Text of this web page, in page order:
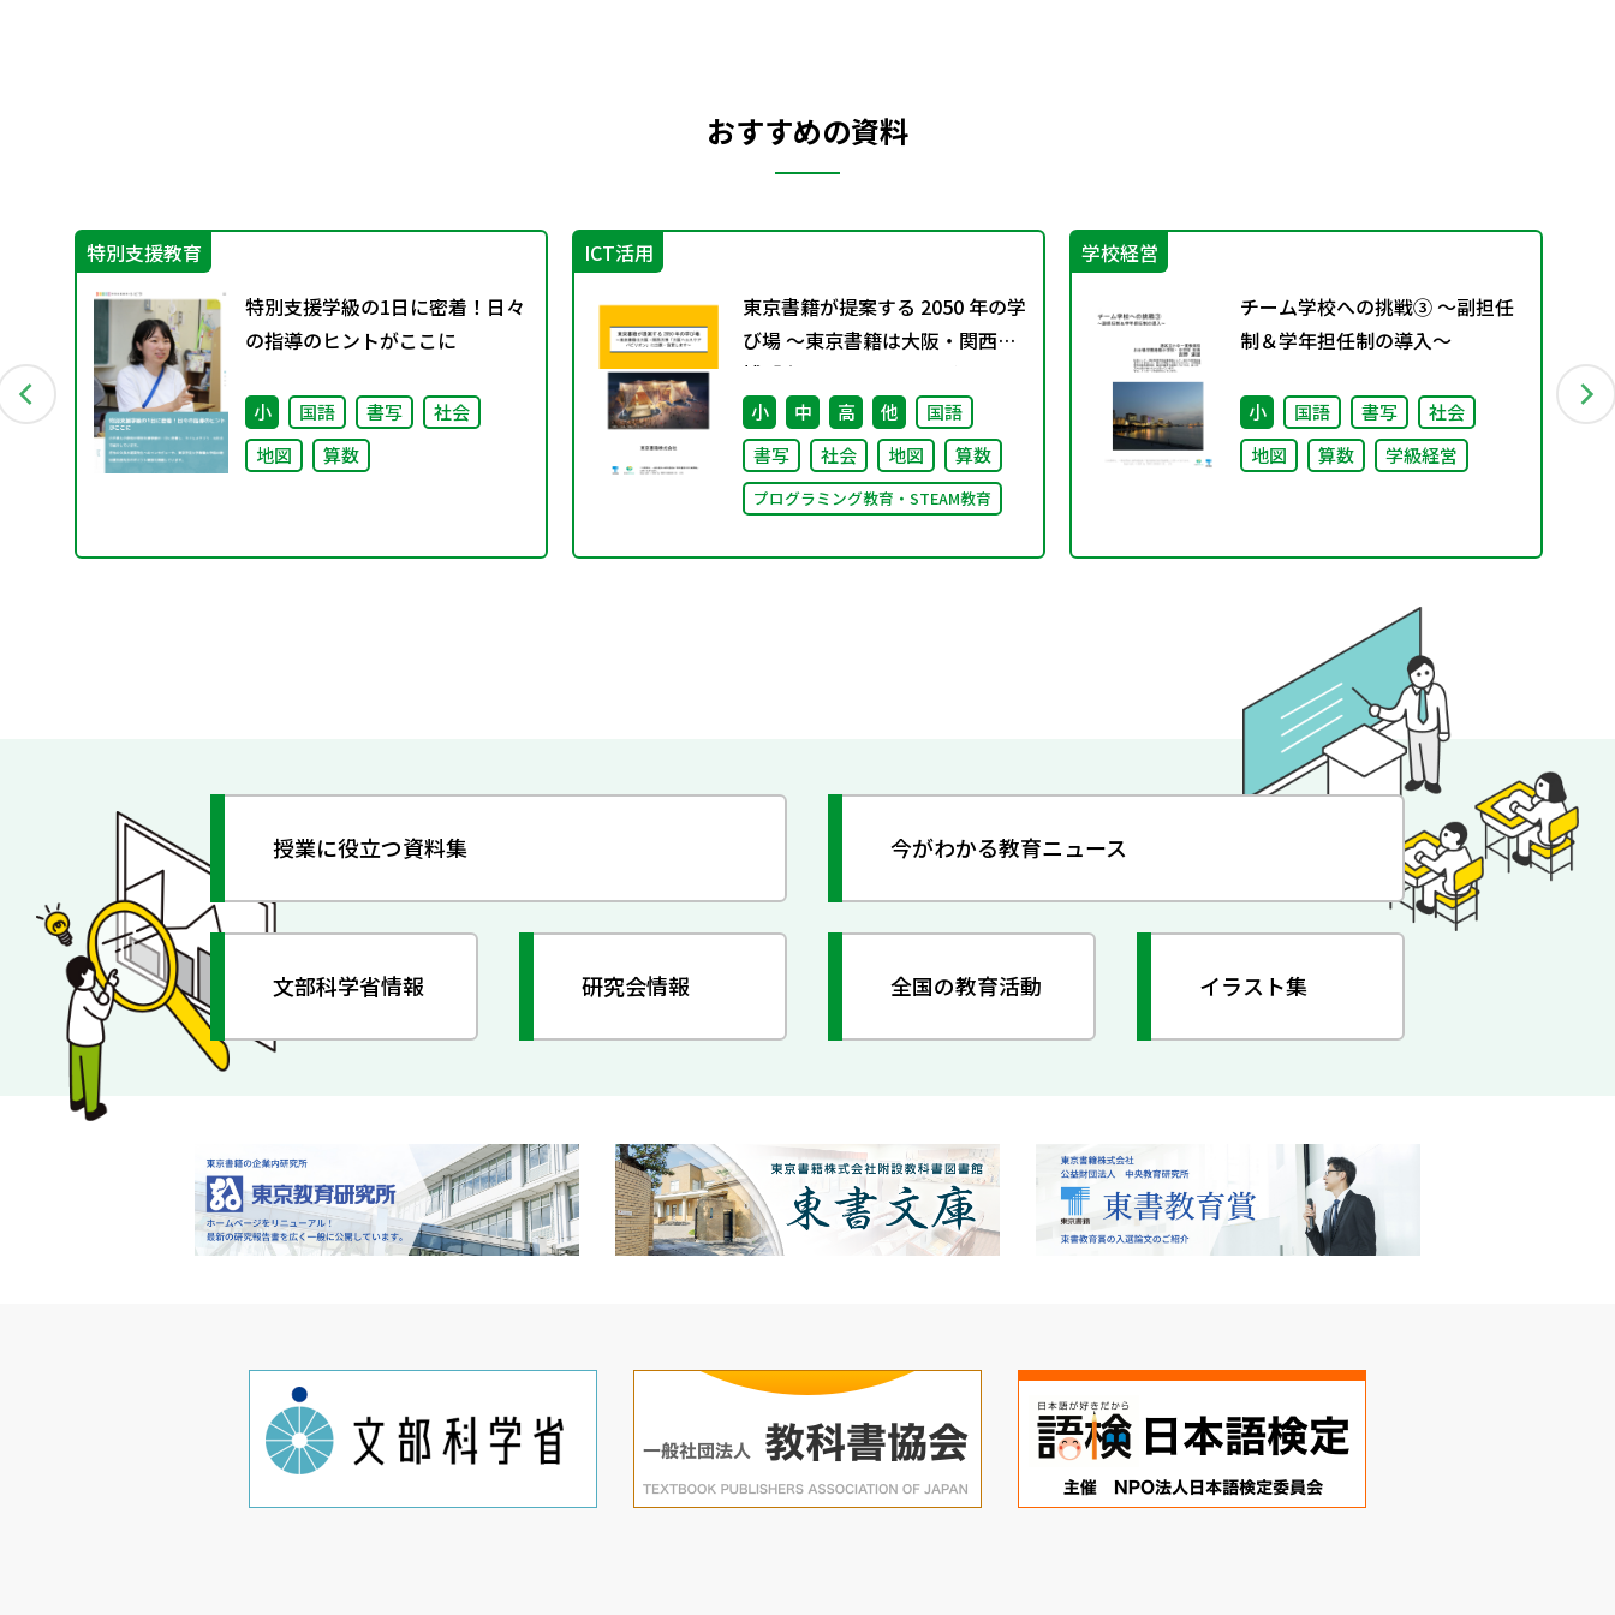
おすすめの資料
特別支援教育
特別支援学級の1日に密着！日々
の指導のヒントがここに
小 国語 書写
社会
地図
算数
ICT活用
東京書籍が提案する 2050 年の学
び場 ～東京書籍は大阪・関西万
博「大阪ヘルスケア パビリオ
ン」に出展・協賛します～
小 中 高 他
国語
書写
社会 地図 算数
プログラミング教育・STEAM教育
学校経営
チーム学校への挑戦③ ～副担任
制＆学年担任制の導入～
小 国語 書写
社会
地図
算数 学級経営
授業に役立つ資料集 今がわかる教育ニュース
文部科学省情報 研究会情報 全国の教育活動 イラスト集